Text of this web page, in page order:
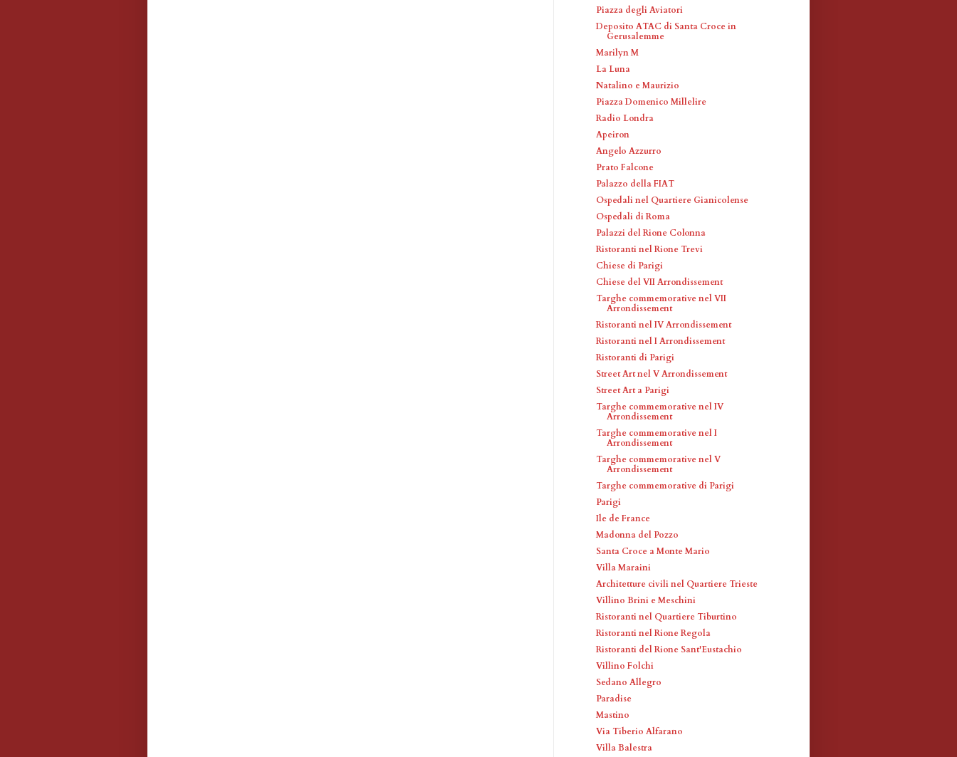
Piazza degli Aviatori
Deposito ATAC di Santa Croce in
Gerusalemme
Marilyn M
La Luna
Natalino e Maurizio
Piazza Domenico Millelire
Radio Londra
Apeiron
Angelo Azzurro
Prato Falcone
Palazzo della FIAT
Ospedali nel Quartiere Gianicolense
Ospedali di Roma
Palazzi del Rione Colonna
Ristoranti nel Rione Trevi
Chiese di Parigi
Chiese del VII Arrondissement
Targhe commemorative nel VII
Arrondissement
Ristoranti nel IV Arrondissement
Ristoranti nel I Arrondissement
Ristoranti di Parigi
Street Art nel V Arrondissement
Street Art a Parigi
Targhe commemorative nel IV
Arrondissement
Targhe commemorative nel I
Arrondissement
Targhe commemorative nel V
Arrondissement
Targhe commemorative di Parigi
Parigi
Ile de France
Madonna del Pozzo
Santa Croce a Monte Mario
Villa Maraini
Architetture civili nel Quartiere Trieste
Villino Brini e Meschini
Ristoranti nel Quartiere Tiburtino
Ristoranti nel Rione Regola
Ristoranti del Rione Sant'Eustachio
Villino Folchi
Sedano Allegro
Paradise
Mastino
Via Tiberio Alfarano
Villa Balestra